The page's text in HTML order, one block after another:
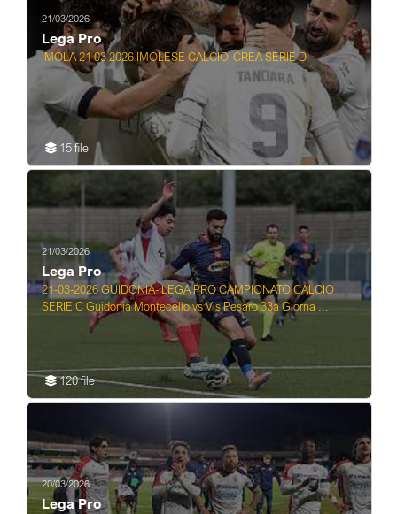
21/03/2026
Lega Pro
IMOLA 21 03 2026 IMOLESE CALCIO-CREA SERIE D
15 file
21/03/2026
Lega Pro
21-03-2026 GUIDONIA- LEGA PRO CAMPIONATO CALCIO
SERIE C Guidonia Montecelio vs Vis Pesaro 33a Giorna ...
120 file
20/03/2026
Lega Pro